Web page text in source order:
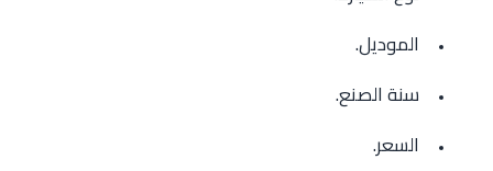
الموديل.
سنة الصنع.
السعر.